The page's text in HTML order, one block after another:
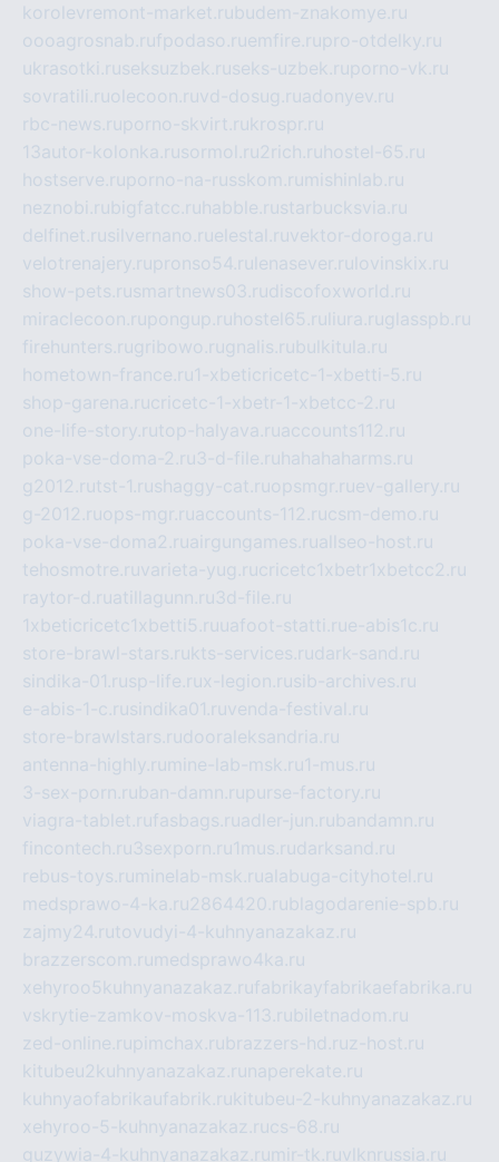
korolevremont-market.rubudem-znakomye.ru
oooagrosnab.rufpodaso.ruemfire.rupro-otdelky.ru
ukrasotki.ruseksuzbek.ruseks-uzbek.ruporno-vk.ru
sovratili.ruolecoon.ruvd-dosug.ruadonyev.ru
rbc-news.ruporno-skvirt.rukrospr.ru
13autor-kolonka.rusormol.ru2rich.ru hostel-65.ru
hostserve.ruporno-na-russkom.ru mishinlab.ru
neznobi.rubigfatcc.ru habble.rustarbucksvia.ru
delfinet.rusilvernano.ruelestal.ruvektor-doroga.ru
velotrenajery.rupronso54.ru lenasever.ru lovinskix.ru
show-pets.rusmartnews03.rudiscofoxworld.ru
miraclecoon.rupongup.ru hostel65.ru liura.ruglasspb.ru
firehunters.rugribowo.rugnalis.rubulkitula.ru
hometown-france.ru1-xbeticricetc-1-xbetti-5.ru
shop-garena.rucricetc-1-xbetr-1-xbetcc-2.ru
one-life-story.rutop-halyava.ruaccounts112.ru
poka-vse-doma-2.ru3-d-file.ru hahahaharms.ru
g2012.rutst-1.rushaggy-cat.ruopsmgr.ruev-gallery.ru
g-2012.ruops-mgr.ruaccounts-112.rucsm-demo.ru
poka-vse-doma2.ruairgungames.ruallseo-host.ru
tehosmotre.ruvarieta-yug.rucricetc1xbetr1xbetcc2.ru
raytor-d.ruatillagunn.ru3d-file.ru
1xbeticricetc1xbetti5.ruuafoot-statti.rue-abis1c.ru
store-brawl-stars.rukts-services.rudark-sand.ru
sindika-01.rusp-life.rux-legion.rusib-archives.ru
e-abis-1-c.rusindika01.ruvenda-festival.ru
store-brawlstars.rudooraleksandria.ru
antenna-highly.ru mine-lab-msk.ru1-mus.ru
3-sex-porn.ruban-damn.rupurse-factory.ru
viagra-tablet.rufasbags.ruadler-jun.rubandamn.ru
fincontech.ru3sexporn.ru1mus.rudarksand.ru
rebus-toys.ru minelab-msk.rualabuga-cityhotel.ru
medsprawo-4-ka.ru2864420.rublagodarenie-spb.ru
zajmy24.rutovudyi-4-kuhnyanazakaz.ru
brazzerscom.ru medsprawo4ka.ru
xehyroo5kuhnyanazakaz.rufabrikayfabrikaefabrika.ru
vskrytie-zamkov-moskva-113.rubiletnadom.ru
zed-online.rupimchax.rubrazzers-hd.ruz-host.ru
kitubeu2kuhnyanazakaz.ru naperekate.ru
kuhnyaofabrikaufabrik.rukitubeu-2-kuhnyanazakaz.ru
xehyroo-5-kuhnyanazakaz.rucs-68.ru
guzywia-4-kuhnyanazakaz.ru mir-tk.ruvlknrussia.ru